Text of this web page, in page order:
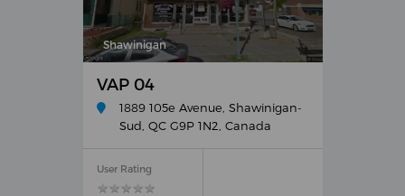
Shawinigan
VAP 04
1889 105e Avenue, Shawinigan-
Sud, QC G9P 1N2, Canada
User Rating
★★★★★
★★★★★